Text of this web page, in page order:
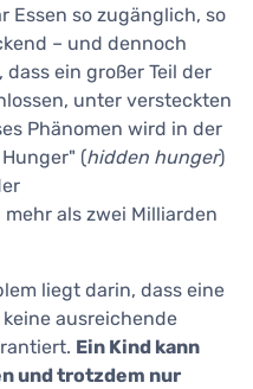
Essen so zugänglich, so
– und dennoch
ein großer Teil der
unter versteckten
Phänomen wird in der
(hidden hunger)
mehr als zwei Milliarden
liegt darin, dass eine
ausreichende
Ein Kind kann
und trotzdem nur